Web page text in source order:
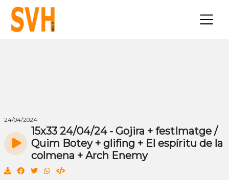
×
24/04/2024
15x33 24/04/24 - Gojira + festImatge /
Quim Botey + glifing + El espíritu de la
colmena + Arch Enemy